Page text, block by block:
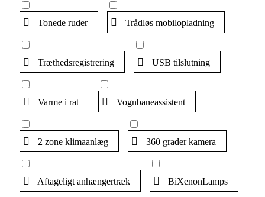
Tonede ruder Trådløs mobilopladning
Træthedsregistrering USB tilslutning
Varme i rat Vognbaneassistent
2 zone klimaanlæg 360 grader kamera
Aftageligt anhængertræk BiXenonLamps